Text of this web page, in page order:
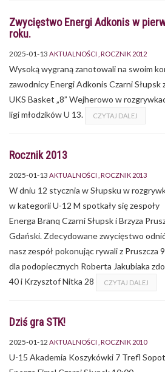
Zwycięstwo Energi Adkonis w
roku.
2025-01-13 AKTUALNOŚCI ROCZNIK 2012
Wysoką wygraną zanotowali na swoim
zawodnicy Energi Adkonis Czarni Słupsk
UKS Basket „8” Wejherowo w
ligi młodzików U 13.
CZYTAJ DALEJ
Rocznik 2013
2025-01-13 AKTUALNOŚCI ROCZNIK 2013
W dniu 12 stycznia w Słupsku w
w kategorii U-12 M spotkały się zespoły
Energa Branq Czarni Słupsk i Brzyza
Gdański. Zdecydowane zwycięstwo
nasz zespół pokonując rywali z Pruszcza
dla podopiecznych Roberta Jakubiaka
40 i Krzysztof Nitka 28
CZYTAJ DALEJ
Dziś gra STK!
2025-01-12 AKTUALNOŚCI ROCZNIK 2010
U-15 Akademia Koszykówki 7 Trefl